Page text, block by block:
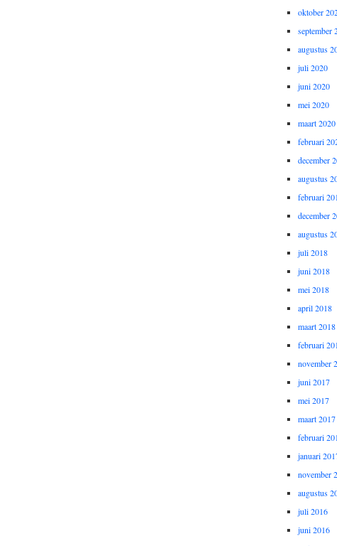
oktober
september
augustus
juli 2020
juni 2020
mei 2020
maart 2020
februari
december
augustus
februari
december
augustus
juli 2018
juni 2018
mei 2018
april 2018
maart 2018
februari
november
juni 2017
mei 2017
maart 2017
februari
januari
november
augustus
juli 2016
juni 2016